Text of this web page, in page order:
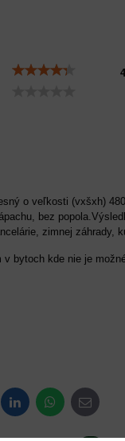
o veľkosti (vxšxh)
bez
zimnej záhrady,
v bytoch kde nie je
LinkedInWhatsApp
E-
mail